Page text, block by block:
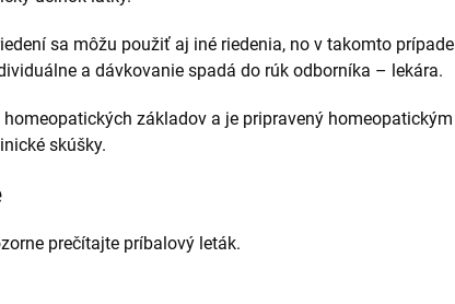
sa môžu použiť aj iné riedenia, no v takomto prípade
a dávkovanie spadá do rúk odborníka – lekára.
homeopatických základov a je pripravený homeopatickým
skúšky.
prečítajte príbalový leták.